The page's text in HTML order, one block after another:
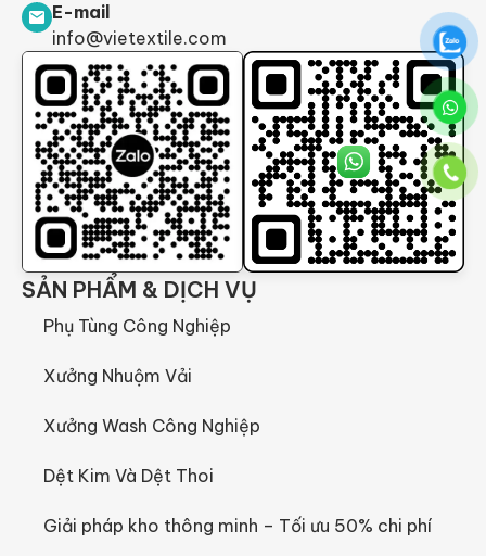
E-mail
info@vietextile.com
SẢN PHẨM & DỊCH VỤ
Phụ Tùng Công Nghiệp
Xưởng Nhuộm Vải
Xưởng Wash Công Nghiệp
Dệt Kim Và Dệt Thoi
Giải pháp kho thông minh – Tối ưu 50% chi phí